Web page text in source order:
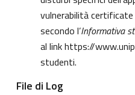
vulnerabilità
secondo l’Informativa
al linkhttps://
studenti.
File di Log